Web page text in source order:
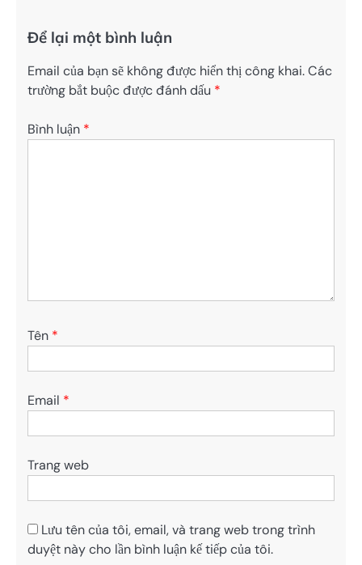
Để lại một bình luận
Email của bạn sẽ không được hiển thị công khai.Các
trường bắt buộc được đánh dấu *
Bình luận *
Tên *
Email *
Trang web
Lưu tên của tôi, email, và trang web trong trình
duyệt này cho lần bình luận kế tiếp của tôi.